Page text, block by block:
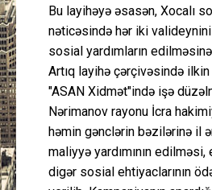
Bu layihəyə əsasən, Xocalı
nəticəsində hər iki
sosial yardımların
Artıq layihə çərçivəsində
"ASAN Xidmət"ində işə
Nərimanov rayonu İcra
həmin gənclərin bəzilərinə il
maliyyə yardımının edilməsi,
digər sosial ehtiyaclarının